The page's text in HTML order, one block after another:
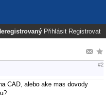
Přihlásit Registrovat
#2
CAD, alebo ake mas dovody